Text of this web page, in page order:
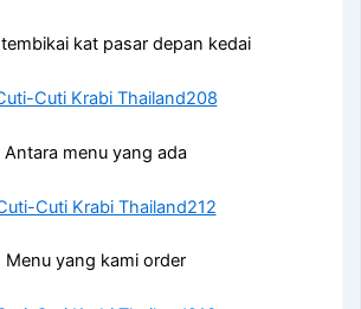
tembikai kat pasar depan kedai
Antara menu yang ada
Menu yang kami order